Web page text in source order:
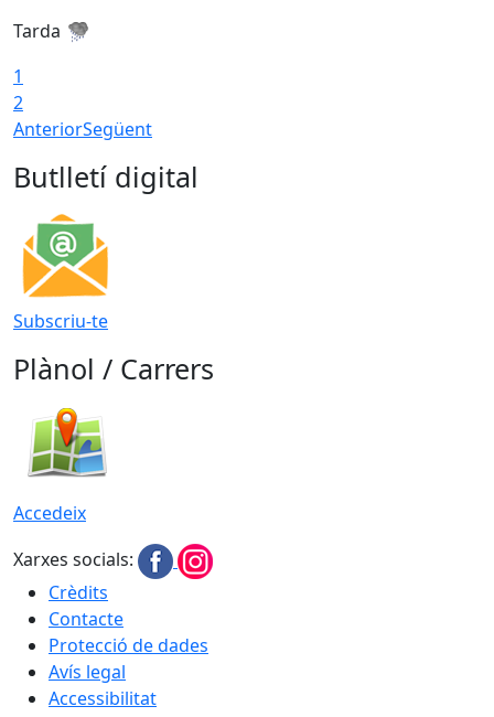
Tarda
1
2
AnteriorSegüent
Butlletí digital
Subscriu-te
Plànol / Carrers
Accedeix
Xarxes socials:
Crèdits
Contacte
Protecció de dades
Avís legal
Accessibilitat